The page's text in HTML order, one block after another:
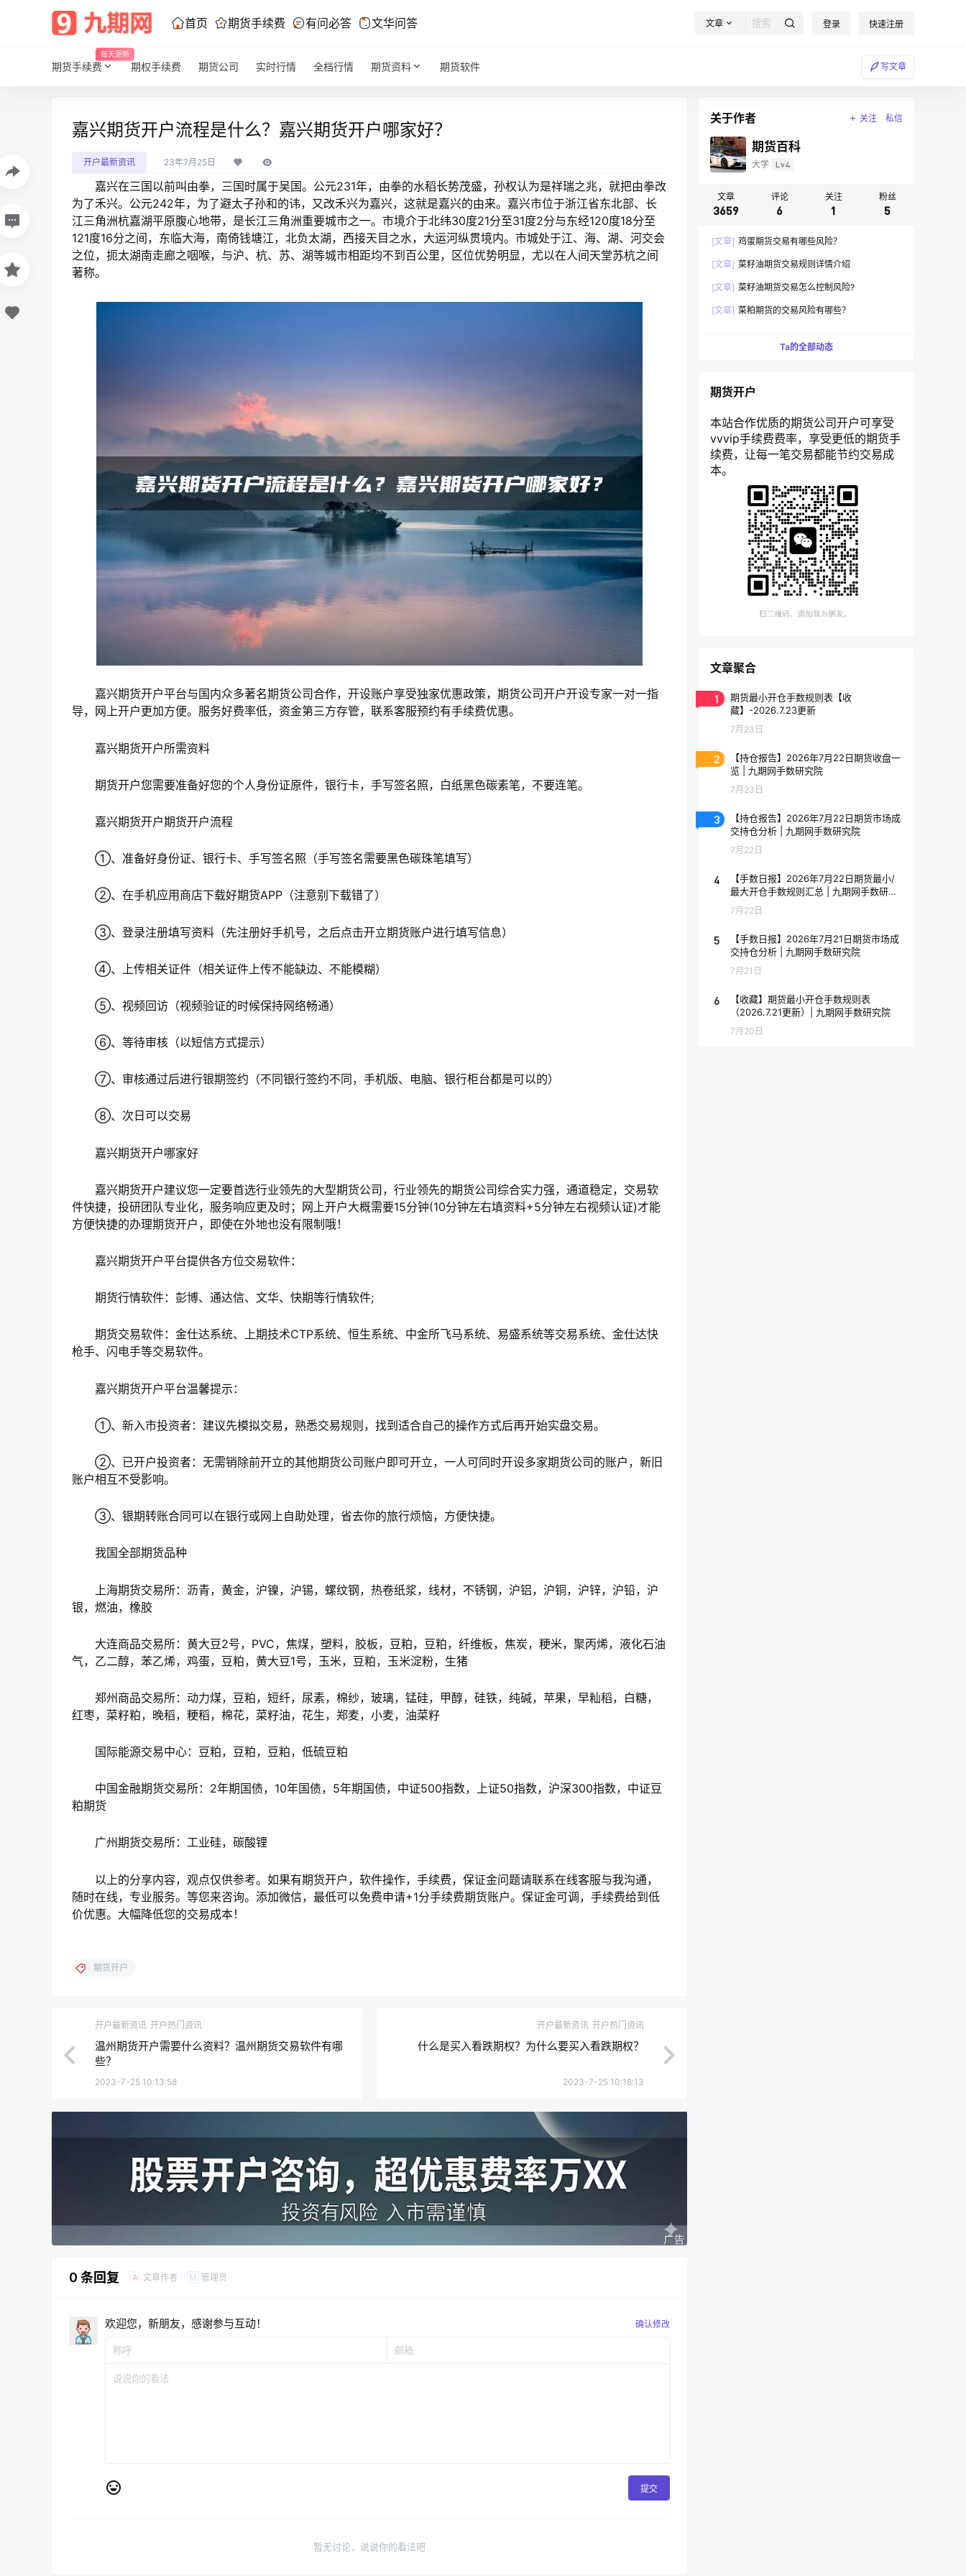
首页 期货手续费 有问必答 文华问答 文章 登录 快速注册
期货手续费
每天更新
期权手续费 期货公司 实时行情 全档行情 期货资料 期货软件 写文章
嘉兴期货开户流程是什么？嘉兴期货开户哪家好？
开户最新资讯 23年7月25日
嘉兴在三国以前叫由拳，三国时属于吴国。公元231年，由拳的水稻长势茂盛，孙权认为是祥瑞之兆，就把由拳改
为了禾兴。公元242年，为了避太子孙和的讳，又改禾兴为嘉兴，这就是嘉兴的由来。嘉兴市位于浙江省东北部、长
江三角洲杭嘉湖平原腹心地带，是长江三角洲重要城市之一。市境介于北纬30度21分至31度2分与东经120度18分至
121度16分之间，东临大海，南倚钱塘江，北负太湖，西接天目之水，大运河纵贯境内。市城处于江、海、湖、河交会
之位，扼太湖南走廊之咽喉，与沪、杭、苏、湖等城市相距均不到百公里，区位优势明显，尤以在人间天堂苏杭之间
著称。
嘉兴期货开户平台与国内众多著名期货公司合作，开设账户享受独家优惠政策，期货公司开户开设专家一对一指
导，网上开户更加方便。服务好费率低，资金第三方存管，联系客服预约有手续费优惠。
嘉兴期货开户所需资料
期货开户您需要准备好您的个人身份证原件，银行卡，手写签名照，白纸黑色碳素笔，不要连笔。
嘉兴期货开户期货开户流程
①、准备好身份证、银行卡、手写签名照（手写签名需要黑色碳珠笔填写）
②、在手机应用商店下载好期货APP（注意别下载错了）
③、登录注册填写资料（先注册好手机号，之后点击开立期货账户进行填写信息）
④、上传相关证件（相关证件上传不能缺边、不能模糊）
⑤、视频回访（视频验证的时候保持网络畅通）
⑥、等待审核（以短信方式提示）
⑦、审核通过后进行银期签约（不同银行签约不同，手机版、电脑、银行柜台都是可以的）
⑧、次日可以交易
嘉兴期货开户哪家好
嘉兴期货开户建议您一定要首选行业领先的大型期货公司，行业领先的期货公司综合实力强，通道稳定，交易软
件快捷，投研团队专业化，服务响应更及时；网上开户大概需要15分钟(10分钟左右填资料+5分钟左右视频认证)才能
方便快捷的办理期货开户，即使在外地也没有限制哦！
嘉兴期货开户平台提供各方位交易软件：
期货行情软件：彭博、通达信、文华、快期等行情软件;
期货交易软件：金仕达系统、上期技术CTP系统、恒生系统、中金所飞马系统、易盛系统等交易系统、金仕达快
枪手、闪电手等交易软件。
嘉兴期货开户平台温馨提示：
①、新入市投资者：建议先模拟交易，熟悉交易规则，找到适合自己的操作方式后再开始实盘交易。
②、已开户投资者：无需销除前开立的其他期货公司账户即可开立，一人可同时开设多家期货公司的账户，新旧
账户相互不受影响。
③、银期转账合同可以在银行或网上自助处理，省去你的旅行烦恼，方便快捷。
我国全部期货品种
上海期货交易所：沥青，黄金，沪镍，沪锡，螺纹钢，热卷纸浆，线材，不锈钢，沪铝，沪铜，沪锌，沪铅，沪
银，燃油，橡胶
大连商品交易所：黄大豆2号，PVC，焦煤，塑料，胶板，豆粕，豆粕，纤维板，焦炭，粳米，聚丙烯，液化石油
气，乙二醇，苯乙烯，鸡蛋，豆粕，黄大豆1号，玉米，豆粕，玉米淀粉，生猪
郑州商品交易所：动力煤，豆粕，短纤，尿素，棉纱，玻璃，锰硅，甲醇，硅铁，纯碱，苹果，早籼稻，白糖，
红枣，菜籽粕，晚稻，粳稻，棉花，菜籽油，花生，郑麦，小麦，油菜籽
国际能源交易中心：豆粕，豆粕，豆粕，低硫豆粕
中国金融期货交易所：2年期国债，10年国债，5年期国债，中证500指数，上证50指数，沪深300指数，中证豆
粕期货
广州期货交易所：工业硅，碳酸锂
以上的分享内容，观点仅供参考。如果有期货开户，软件操作，手续费，保证金问题请联系在线客服与我沟通，
随时在线，专业服务。等您来咨询。添加微信，最低可以免费申请+1分手续费期货账户。保证金可调，手续费给到低
价优惠。大幅降低您的交易成本！
期货开户
开户最新资讯 开户热门资讯
温州期货开户需要什么资料？温州期货交易软件有哪
些？
2023-7-25 10:13:58
开户最新资讯 开户热门资讯
什么是买入看跌期权？为什么要买入看跌期权？
2023-7-25 10:18:13
0 条回复 A 文章作者 M 管理员
欢迎您，新朋友，感谢参与互动！ 确认修改
提交
暂无讨论，说说你的看法吧
关于作者 关注 私信
期货百科
大学 Lv4
文章
3659
评论
6
关注
1
粉丝
5
[文章] 鸡蛋期货交易有哪些风险？
[文章] 菜籽油期货交易规则详情介绍
[文章] 菜籽油期货交易怎么控制风险?
[文章] 菜粕期货的交易风险有哪些？
Ta的全部动态
期货开户
本站合作优质的期货公司开户可享受
vvvip手续费费率，享受更低的期货手
续费，让每一笔交易都能节约交易成
本。
文章聚合
1
期货最小开仓手数规则表【收
藏】-2026.7.23更新
7月23日
2
【持仓报告】2026年7月22日期货收盘一
览 | 九期网手数研究院
7月23日
3
【持仓报告】2026年7月22日期货市场成
交持仓分析 | 九期网手数研究院
7月22日
4
【手数日报】2026年7月22日期货最小/
最大开仓手数规则汇总 | 九期网手数研究
院
7月22日
5
【手数日报】2026年7月21日期货市场成
交持仓分析 | 九期网手数研究院
7月21日
6
【收藏】期货最小开仓手数规则表
（2026.7.21更新）| 九期网手数研究院
7月20日